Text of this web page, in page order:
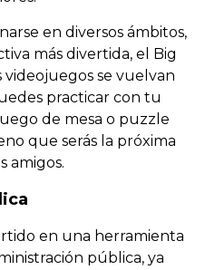
en diversos ámbitos,
más divertida, el Big
videojuegos se vuelvan
practicar con tu
de mesa o puzzle
que serás la próxima
amigos.
en una herramienta
pública, ya